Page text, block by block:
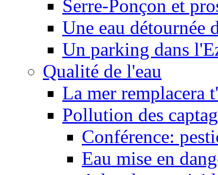
Serre-Ponçon et
Une eau détournée
Un parking dans
Qualité de l'eau
La mer remplacera
Pollution des
Conférence:
Eau mise en